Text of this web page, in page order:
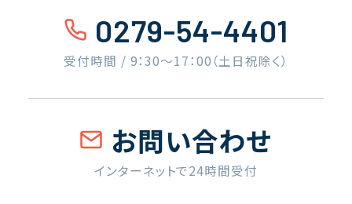
0279-54-4401
受付時間 / 9：30〜17：00（土日祝除く）
お問い合わせ
インターネットで24時間受付